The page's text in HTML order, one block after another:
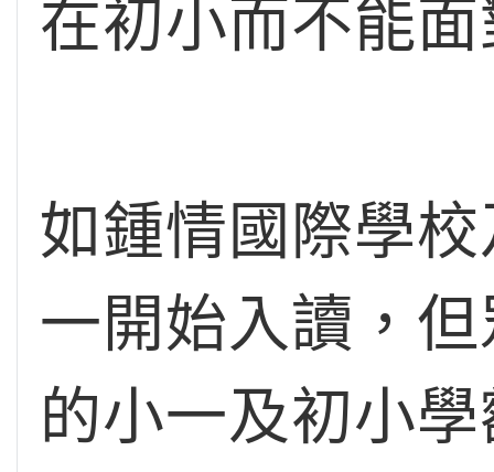
在初小而不能
如鍾情國際學
一開始入讀，
的小一及初小